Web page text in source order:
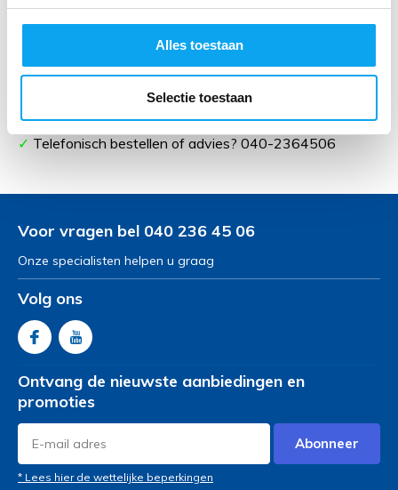
Alles toestaan
Selectie toestaan
✓Veilig en comfortabel
Ontwikkelt in nauwe samenwerking met therapeuten
✓Geproduceerd in Noorwegen
✓90.000+ tevreden klanten
✓ Telefonisch bestellen of advies? 040-2364506
Voor vragen bel 040 236 45 06
Onze specialisten helpen u graag
Volg ons
Ontvang de nieuwste aanbiedingen en
promoties
Abonneer
* Lees hier de wettelijke beperkingen